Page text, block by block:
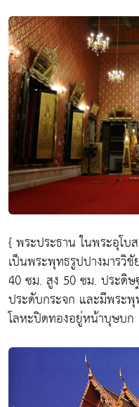
{ พระประธาน ในพระอุโบ
เป็นพระพุทธรูปปางมารวิ
40 ซม. สูง 50 ซม. ประดิ
ประดับกระจก และมีพระ
โลหะปิดทองอยู่หน้าบุษบก